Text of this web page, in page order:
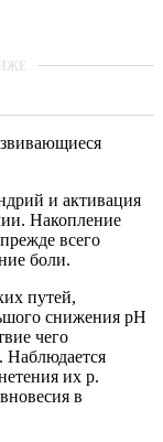
и активация
Накопление
всего
боли.
путей,
снижения pH
чего
Наблюдается
их р.
в